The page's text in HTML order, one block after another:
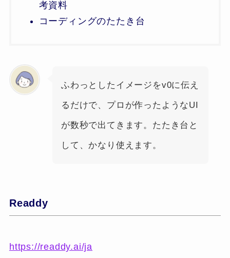
考資料
コーディングのたたき台
ふわっとしたイメージをv0に伝え
るだけで、プロが作ったようなUI
が数秒で出てきます。たたき台と
して、かなり使えます。
Readdy
https://readdy.ai/ja